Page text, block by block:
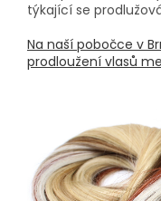
týkající se
Na naší pobočce v
prodloužení vlasů